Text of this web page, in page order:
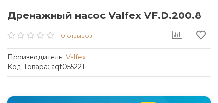
Дренажный насос Valfex VF.D.200.8
0 отзывов
Производитель: Valfex
Код Товара: aqt055221